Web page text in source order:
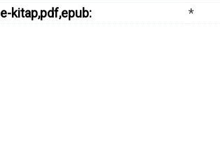
e-kitap,pdf,epub:
*